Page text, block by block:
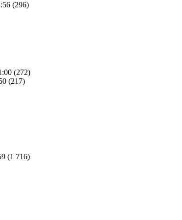
(296)
(272)
(217)
(1 716)